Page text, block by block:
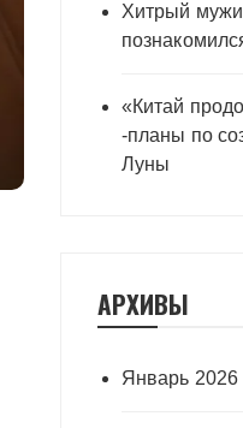
Хитрый
«Китай
-планы по
Луны
АРХИВЫ
Январь 2026